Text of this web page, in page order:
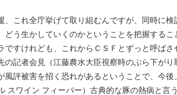
これ全庁挙げて取り組むんですが、同時に検
どう生かしていくのかということを把握するこ
すけれども、これからＣＳＦとずっと呼ばさ
の記者会見（江藤農水大臣視察時のぶら下が
風評被害を招く恐れがあるということで、今
スワイン フィーバー）古典的な豚の熱病と言